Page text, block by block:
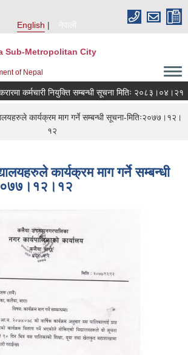
English
नेपाली
Sub-Metropolitan City
of Nepal
कर्मचारी नियुक्ति सम्बन्धी सूचना मितिः २०८३।०४।२१
कार्यक्रम माग गर्ने सम्बन्धी सूचना-मितिः२०७७।१२।
१२
कार्यक्रम माग गर्ने सम्बन्धी